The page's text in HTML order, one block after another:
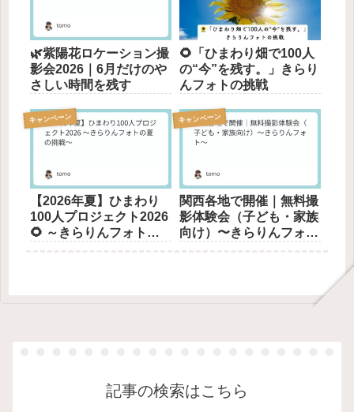
🌿紫陽花ロケーション撮
影会2026｜6月だけのや
さしい時間を残す
🌻「ひまわり畑で100人
の“今”を残す。」きらり
んフォトの挑戦
キャンペーン
【2026年夏】ひまわり
100人プロジェクト2026
🌻 ～きらりんフォトの
キャンペーン
関西各地で開催｜無料撮
影体験会（子ども・家族
向け）〜きらりんフォ
記事の検索はこちら